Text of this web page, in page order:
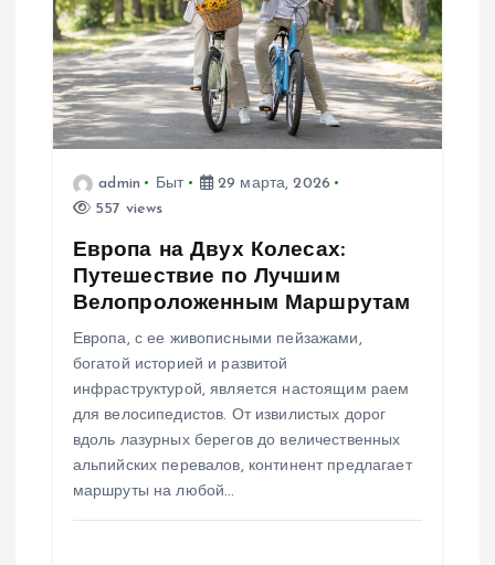
п
о
з
admin Быт
29 марта, 2026
557 views
Европа на Двух Колесах:
Путешествие по Лучшим
Велопроложенным Маршрутам
Европа, с ее живописными пейзажами,
богатой историей и развитой
инфраструктурой, является настоящим раем
для велосипедистов. От извилистых дорог
вдоль лазурных берегов до величественных
альпийских перевалов, континент предлагает
маршруты на любой…